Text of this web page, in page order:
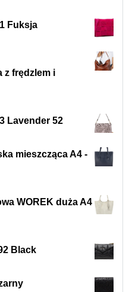
Fuksja
z frędzlem i
Lavender 52
mieszcząca A4 -
WOREK duża A4
Black